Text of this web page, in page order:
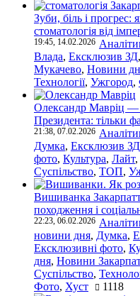
Зуби, біль і прогрес:
стоматологія від
19:45, 14.02.2026
Влада, Ексклюзив ЗД,
Мукачево, Новини
Технології, Ужгород,
Олександр Мавріц —
Президента: тільки
21:38, 07.02.2026
Думка, Ексклюзив ЗД
фото, Культура, Лайт,
Суспільство, ТОП,
Вишиванка
походження і
22:23, 06.02.2026
новини дня, Думка,
Ексклюзивні фото,
дня, Новини
Суспільство,
Фото, Хуст 1118